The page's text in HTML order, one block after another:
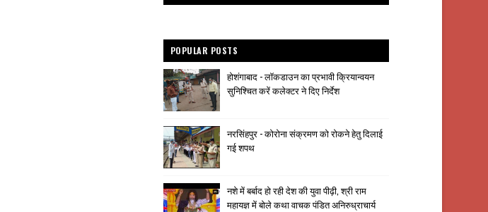
POPULAR POSTS
होशंगाबाद - लॉकडाउन का प्रभावी क्रियान्वयन
सुनिश्चित करें कलेक्टर ने दिए निर्देश
नरसिंहपुर - कोरोना संक्रमण को रोकने हेतु दिलाई
गई शपथ
नशे में बर्बाद हो रही देश की युवा पीढ़ी, श्री राम
महायज्ञ में बोले कथा वाचक पंडित अनिरुध्राचार्य